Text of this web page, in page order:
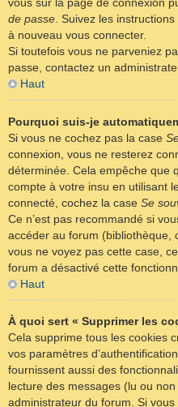
vous sur la page de connexion
de passe. Suivez les
à nouveau vous connecter.
Si toutefois vous ne parveniez
passe, contactez un
Haut
Pourquoi suis-je
Si vous ne cochez pas la case
connexion, vous ne resterez
déterminée. Cela empêche que
compte à votre insu en utilisant
connecté, cochez la case Se
Ce n’est pas recommandé si
accéder au forum (bibliothèque,
vous ne voyez pas cette case,
forum a désactivé cette
Haut
À quoi sert « Supprimer les
Cela supprime tous les cookies
vos paramètres
fournissent aussi des
lecture des messages (lu ou
administrateur du forum. Si